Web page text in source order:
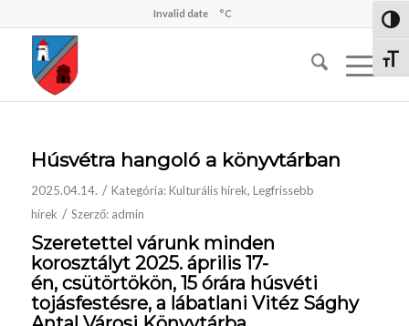
Invalid date °C
Húsvétra hangoló a könyvtárban
2025.04.14. / Kategória:Kulturális hírek, Legfrissebb
hírek / Szerző: admin
Szeretettel várunk minden
korosztályt 2025. április 17-
én, csütörtökön, 15 órára húsvéti
tojásfestésre, a lábatlani Vitéz Sághy